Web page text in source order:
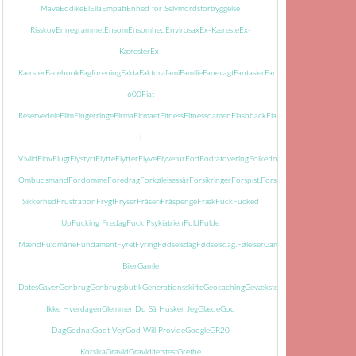
MaveEddikeEl Ella Empati Enhed for Selvmordsforbyggelse
RisskovEnnegrammetEnsomEnsomhed EnvirosaxEx-KæresteEx-
KæresterEx-
KærsterFacebookFagforeningFakta FakturafamiFamilieFanevagtFantasierFarFarmor
600Fiat
ReservedeleFilmFingerringeFirma FirmaetFitnessFitnessdamen FlashbackFlasker
i
Vivild FlovFlugtFlystyrtFlytteFlytterFlyveFlyveturFod FodtatoveringFolketingets
Ombudsmand FordommeForedragForkølelsessårForsikringerForspist.Forsvundet
Sikkerhed Frustration FrygtFryserFråseriFråspengeFrækFuckFucked
Up Fucking FredagFuck Psykiatrien Fuld Fulde
Mænd FuldmåneFundamentFyretFyringFødselsdagFødselsdag.FølelserGamle
BilerGamle
DatesGaverGenbrugGenbrugsbutikGenerationsskifteGeocachingGevækster
Ikke HverdagenGlemmer Du Så Husker JegGlædeGod
DagGodnatGodt VejrGod Will ProvideGoogleGR20
KorsikaGravid GraviditetstestGrethe